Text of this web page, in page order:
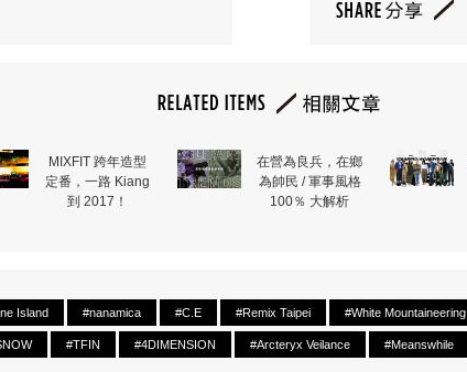
MIXFIT 跨年造型
定番，一路 Kiang
到 2017！
在營為良兵，在鄉
為帥民 / 軍事風格
100％ 大解析
Island #nanamica #C.E #Remix Taipei #White Mountaineering
#TFIN #4DIMENSION #Arcteryx Veilance #Meanswhile